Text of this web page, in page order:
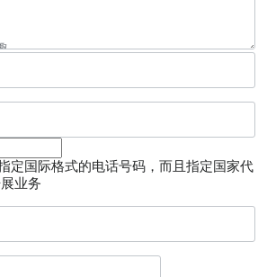
定国际格式的电话号码，而且指定国家代
业务